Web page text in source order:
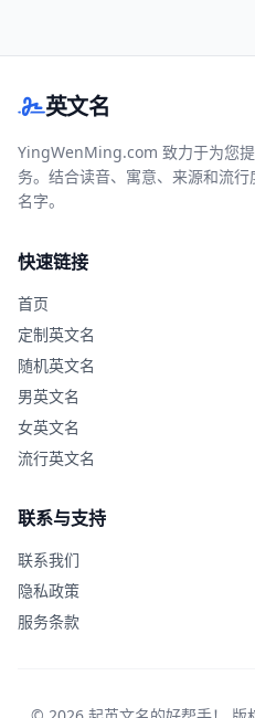
英文名
YingWenMing.com 致力于为您
务。结合读音、寓意、来源和流
名字。
快速链接
首页
定制英文名
随机英文名
男英文名
女英文名
流行英文名
联系与支持
联系我们
隐私政策
服务条款